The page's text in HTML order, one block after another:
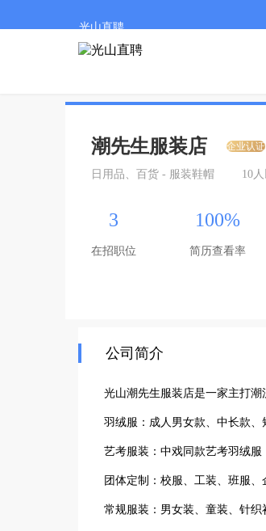
光山直聘
潮先生服装店 企业认证
日用品、百货 - 服装鞋帽 10
3
在招职位
100%
简历查看率
公司简介
光山潮先生服装店是一家主打潮
羽绒服：成人男女款、中长款、
艺考服装：中戏同款艺考羽绒
团体定制：校服、工装、班服
常规服装：男女装、童装、针